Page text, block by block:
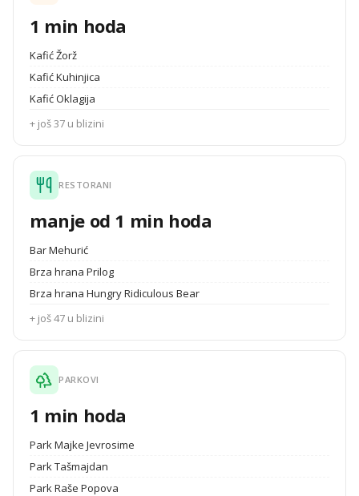
1 min hoda
Kafić Žorž
Kafić Kuhinjica
Kafić Oklagija
+ još 37 u blizini
RESTORANI
manje od 1 min hoda
Bar Mehurić
Brza hrana Prilog
Brza hrana Hungry Ridiculous Bear
+ još 47 u blizini
PARKOVI
1 min hoda
Park Majke Jevrosime
Park Tašmajdan
Park Raše Popova